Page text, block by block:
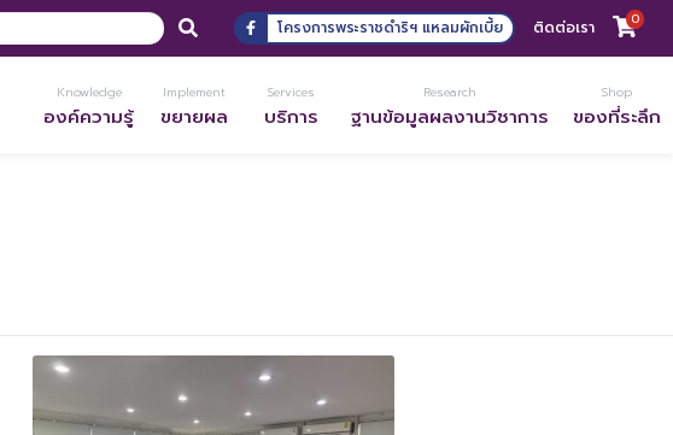
โครงการพระราชดำริฯ แหลมผักเบี้ย ติดต่อเรา 0
Knowledge
องค์ความรู้
Implement
ขยายผล
Services
บริการ
Research
ฐานข้อมูลผลงานวิชาการ
Shop
ของที่ระลึก